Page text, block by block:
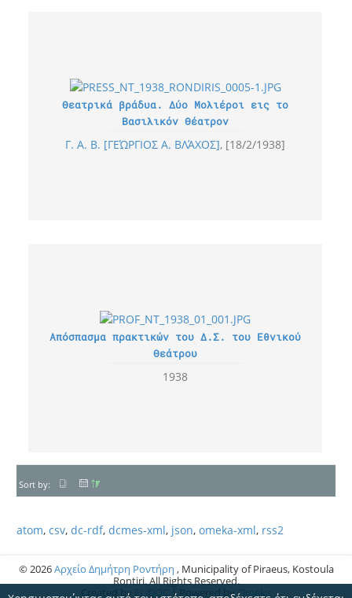
Θεατρικά βράδυα. Δύο Μολιέροι εις το
Βασιλικόν Θέατρον
Γ. Α. Β. [ΓΕΏΡΓΙΟΣ Α. ΒΛΆΧΟΣ] [18/2/1938]
Απόσπασμα πρακτικών του Δ.Σ. του Εθνικού
Θεάτρου
1938
Sort by:
atom, csv, dc-rdf, dcmes-xml, json, omeka-xml, rss2
© 2026Αρχείο Δημήτρη Ροντήρη , Municipality of Piraeus, Kostoula
Rontiri. All Rights Reserved.
Created by
| Powered by Omeka